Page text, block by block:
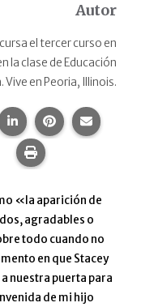
Autor
cursa el tercer curso en
la clase de Educación
Vive en Peoria, Illinois.
esta página en
Compartir esta
Compartir
Imprime esta
«la aparición de
agradables o
todo cuando no
en que Stacey
nuestra puerta para
de mi hijo